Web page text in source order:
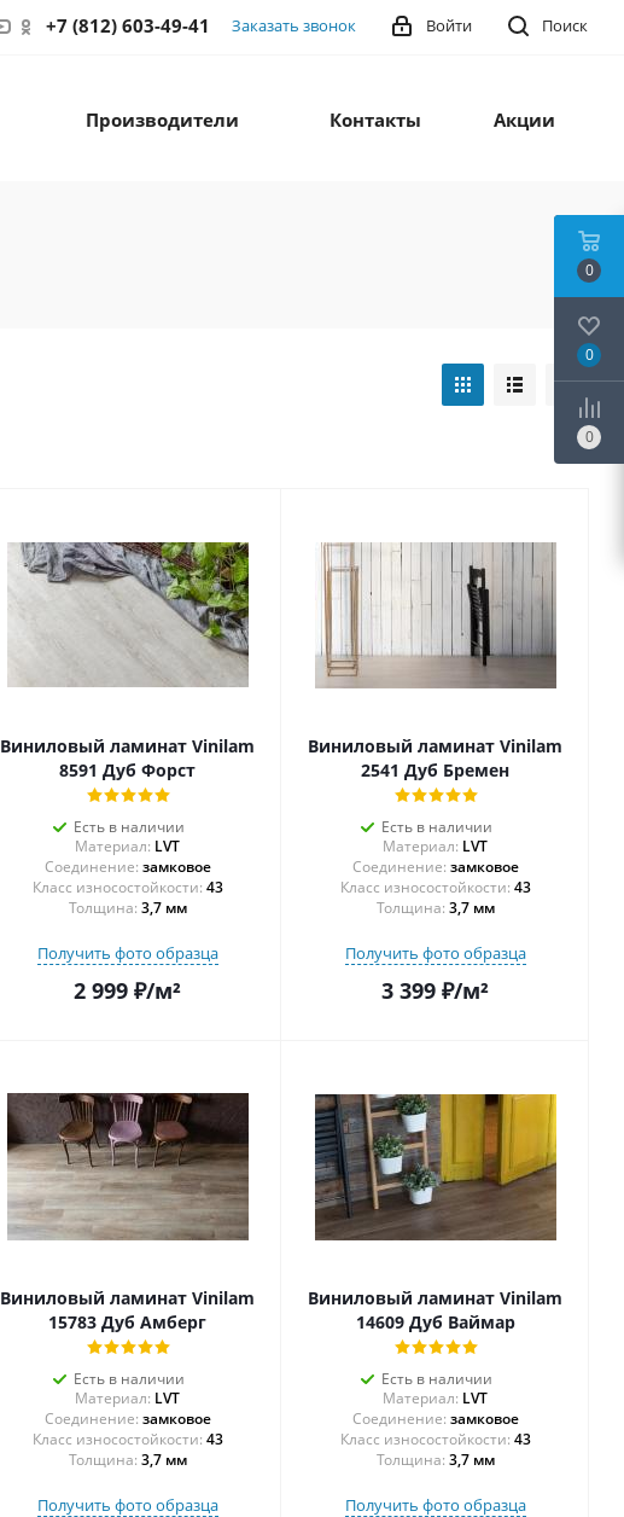
Поиск
Войти
+7 (812) 603-49-41 Заказать звонок
Производители Контакты Акции
Виниловый ламинат Vinilam
8591 Дуб Форст
Есть в наличии
Материал: LVT
Соединение: замковое
43
Толщина: 3,7 мм
Получить фото образца
2 999 ₽/м²
Виниловый ламинат Vinilam
2541 Дуб Бремен
Есть в наличии
Материал: LVT
Соединение: замковое
43
Толщина: 3,7 мм
Получить фото образца
3 399 ₽/м²
Виниловый ламинат Vinilam
15783 Дуб Амберг
Есть в наличии
Материал: LVT
Соединение: замковое
43
Толщина: 3,7 мм
Получить фото образца
Виниловый ламинат Vinilam
14609 Дуб Ваймар
Есть в наличии
Материал: LVT
Соединение: замковое
43
Толщина: 3,7 мм
Получить фото образца
0
0
0